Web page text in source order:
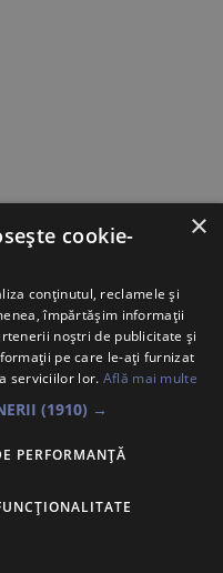
×
cookie-
conținutul, reclamele și
împărtășim informații
noștri de publicitate și
pe care le-ați furnizat
serviciilor lor. Află mai multe
(1910) →
PERFORMANȚĂ